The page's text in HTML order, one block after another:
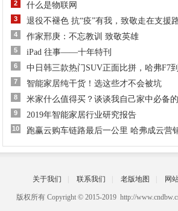
2 什么是物联网
3 退役不褪色 抗“疫”有我，致敬走在支援
4 作家邢庚：不忘教训 致敬英雄
5 iPad 往事——十年特刊
6 中日韩三款热门SUV正面比拼，哈弗F7
7 智能家居纯干货！选这些才不会被坑
8 米家什么值得买？谈谈我自己家中必备
9 2019年智能家居行业研究报告
10 跑赢云购车链路最后一公里 哈弗成云营
关于我们 联系我们 老版地图 网
版权所有 Copyright © 2015-2019 http://